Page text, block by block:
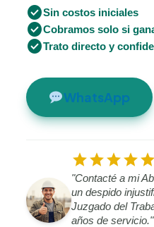
check_circleSin costos iniciales
check_circleCobramos solo si
check_circleTrato directo y
WhatsApp
starstarstarstarstar
"Contacté a mi
un despido
Juzgado del
años de servicio."